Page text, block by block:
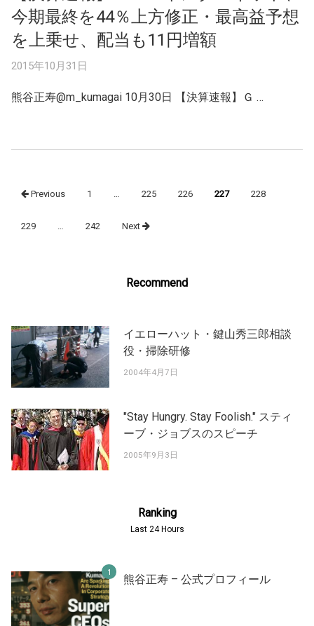
今期最終を44％上方修正・最高益予想
を上乗せ、配当も11円増額
2015年10月31日
熊谷正寿‏@m_kumagai 10月30日 【決算速報】Ｇ …
navigation
Previous 1 225 226 227 228
229 242 Next
Recommend
イエローハット・鍵山秀三郎相談
役・掃除研修
2004年4月7日
"Stay Hungry. Stay Foolish." スティ
ーブ・ジョブスのスピーチ
2005年9月3日
Ranking
Last 24 Hours
熊谷正寿 – 公式プロフィール